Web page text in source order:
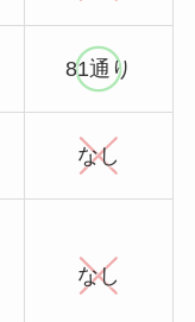
81通り
なし
なし